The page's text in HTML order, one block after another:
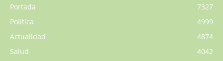
Portada
7327
Política
4999
Actualidad
4874
Salud
4042